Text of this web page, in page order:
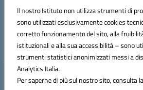
Il nostro Istituto non utilizza strumenti di
sono utilizzati esclusivamente cookies
corretto funzionamento del sito, alla
istituzionali e alla sua accessibilità – sono
strumenti statistici anonimizzati messi a
Analytics Italia.
Per saperne di più sul nostro sito, consulta
Codice fiscale: 80006190617
Codice meccanografico:CEIC8AN00R
Codice Indice delle Pubbliche Amministrazioni
Codice unico di fatturazione (CUF): UFORSV
Hosting & Powered by 3D
Concept & Design by